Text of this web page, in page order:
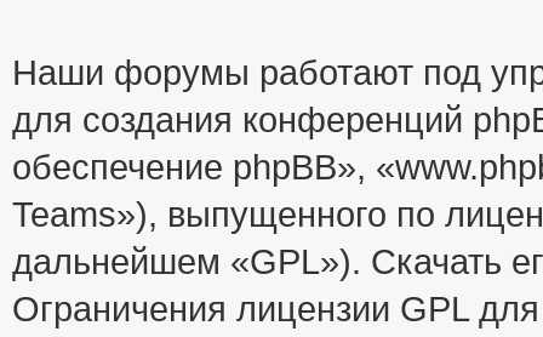
Наши форумы работают под
для создания конференций
обеспечение phpBB»,
Teams»), выпущенного по
дальнейшем «GPL»). Скачать
Ограничения лицензии GPL